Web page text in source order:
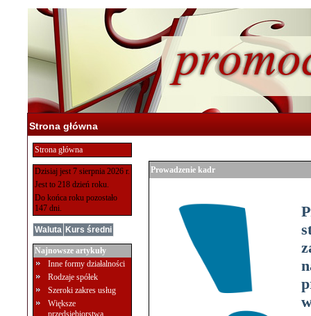
Strona główna
Strona główna
Dzisiaj jest 7 sierpnia 2026 r.
Jest to 218 dzień roku.
Do końca roku pozostało
147 dni.
Waluta Kurs średni
Najnowsze artykuły
Inne formy działalności
Rodzaje spółek
Szeroki zakres usług
Większe
przedsiębiorstwa
Prowadzenie kadr